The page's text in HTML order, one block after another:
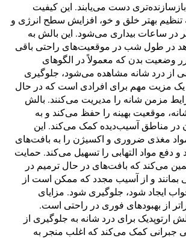
دست می‌یابند. این کیفیت
تنظیم بهتر خلق و خو، افزایش سطح انرژی و
در ساعات بیداری می‌شود. این بالش به
در طول شب در موقعیت‌های راحتی باقی
وضعیت بدن که معمولاً در الگوهای
از درد شانه مشاهده می‌شود، جلوگیری
یک مزیت مهم برای افرادی است که در حال
مزمن شانه را مدیریت می‌کنند. بالش
موقعیت بهینه را حفظ می‌کند و به
مناطق آسیب‌دیده کمک می‌کند. این
مغذی ضروری و اکسیژن را به بافت‌های
دفع مواد التهابی را تسهیل می‌کند. حمایت
می‌کند که بافت‌های در حال ترمیم در
بمانند و از آسیب مجدد که ممکن است از
ایجاد شود، جلوگیری شود. مزایای
از بهبودهای فوری در راحتی است.
ارتوپدیک برای درد شانه به جلوگیری از
جبرانی کمک می‌کند که اغلب منجر به